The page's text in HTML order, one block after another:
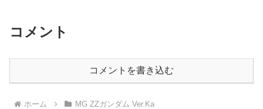
コメント
コメントを書き込む
ホーム MG ZZガンダム Ver.Ka